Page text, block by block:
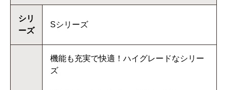
シリ
ーズ
Sシリーズ
機能も充実で快適！ハイグレードなシリー
ズ